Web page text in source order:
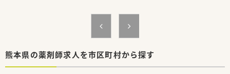
ることで経営基盤が非常に強固であり安心して長く働けます。
■病院門前からクリニック門前まで多彩な店舗形態を運営して
おり、将来的な在宅医療や健康増進事業への参画も計画していま
【求人情報について】
■給与条件は年収500万円から600万円となっており、これまで
熊本県の薬剤師求人を市区町村から探す